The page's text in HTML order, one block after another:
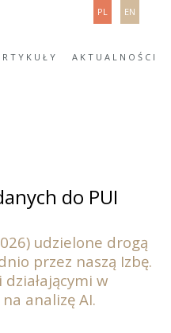
PL EN
AKTUALNOŚCI
do PUI
udzielone drogą
przez naszą Izbę.
w
analizę AI.